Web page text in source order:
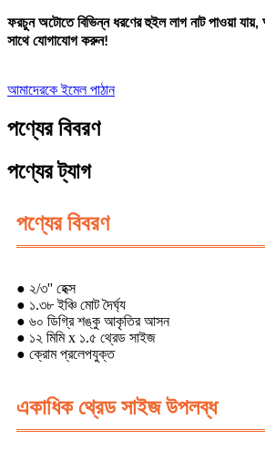
ফরচুন অটোতে বিভিন্ন ধরণের হুইল লাগ নাট পাওয়া
সাথে যোগাযোগ করুন!
আমাদেরকে ইমেল পাঠান
পণ্যের বিবরণ
পণ্যের ট্যাগ
পণ্যের বিবরণ
● ২/৩'' হেক্স
● ১.৩৮ ইঞ্চি মোট দৈর্ঘ্য
● ৬০ ডিগ্রি শঙ্কু আকৃতির আসন
● ১২ মিমি x ১.৫ থ্রেড সাইজ
● ক্রোম প্রলেপযুক্ত
একাধিক থ্রেড সাইজ উপলব্ধ